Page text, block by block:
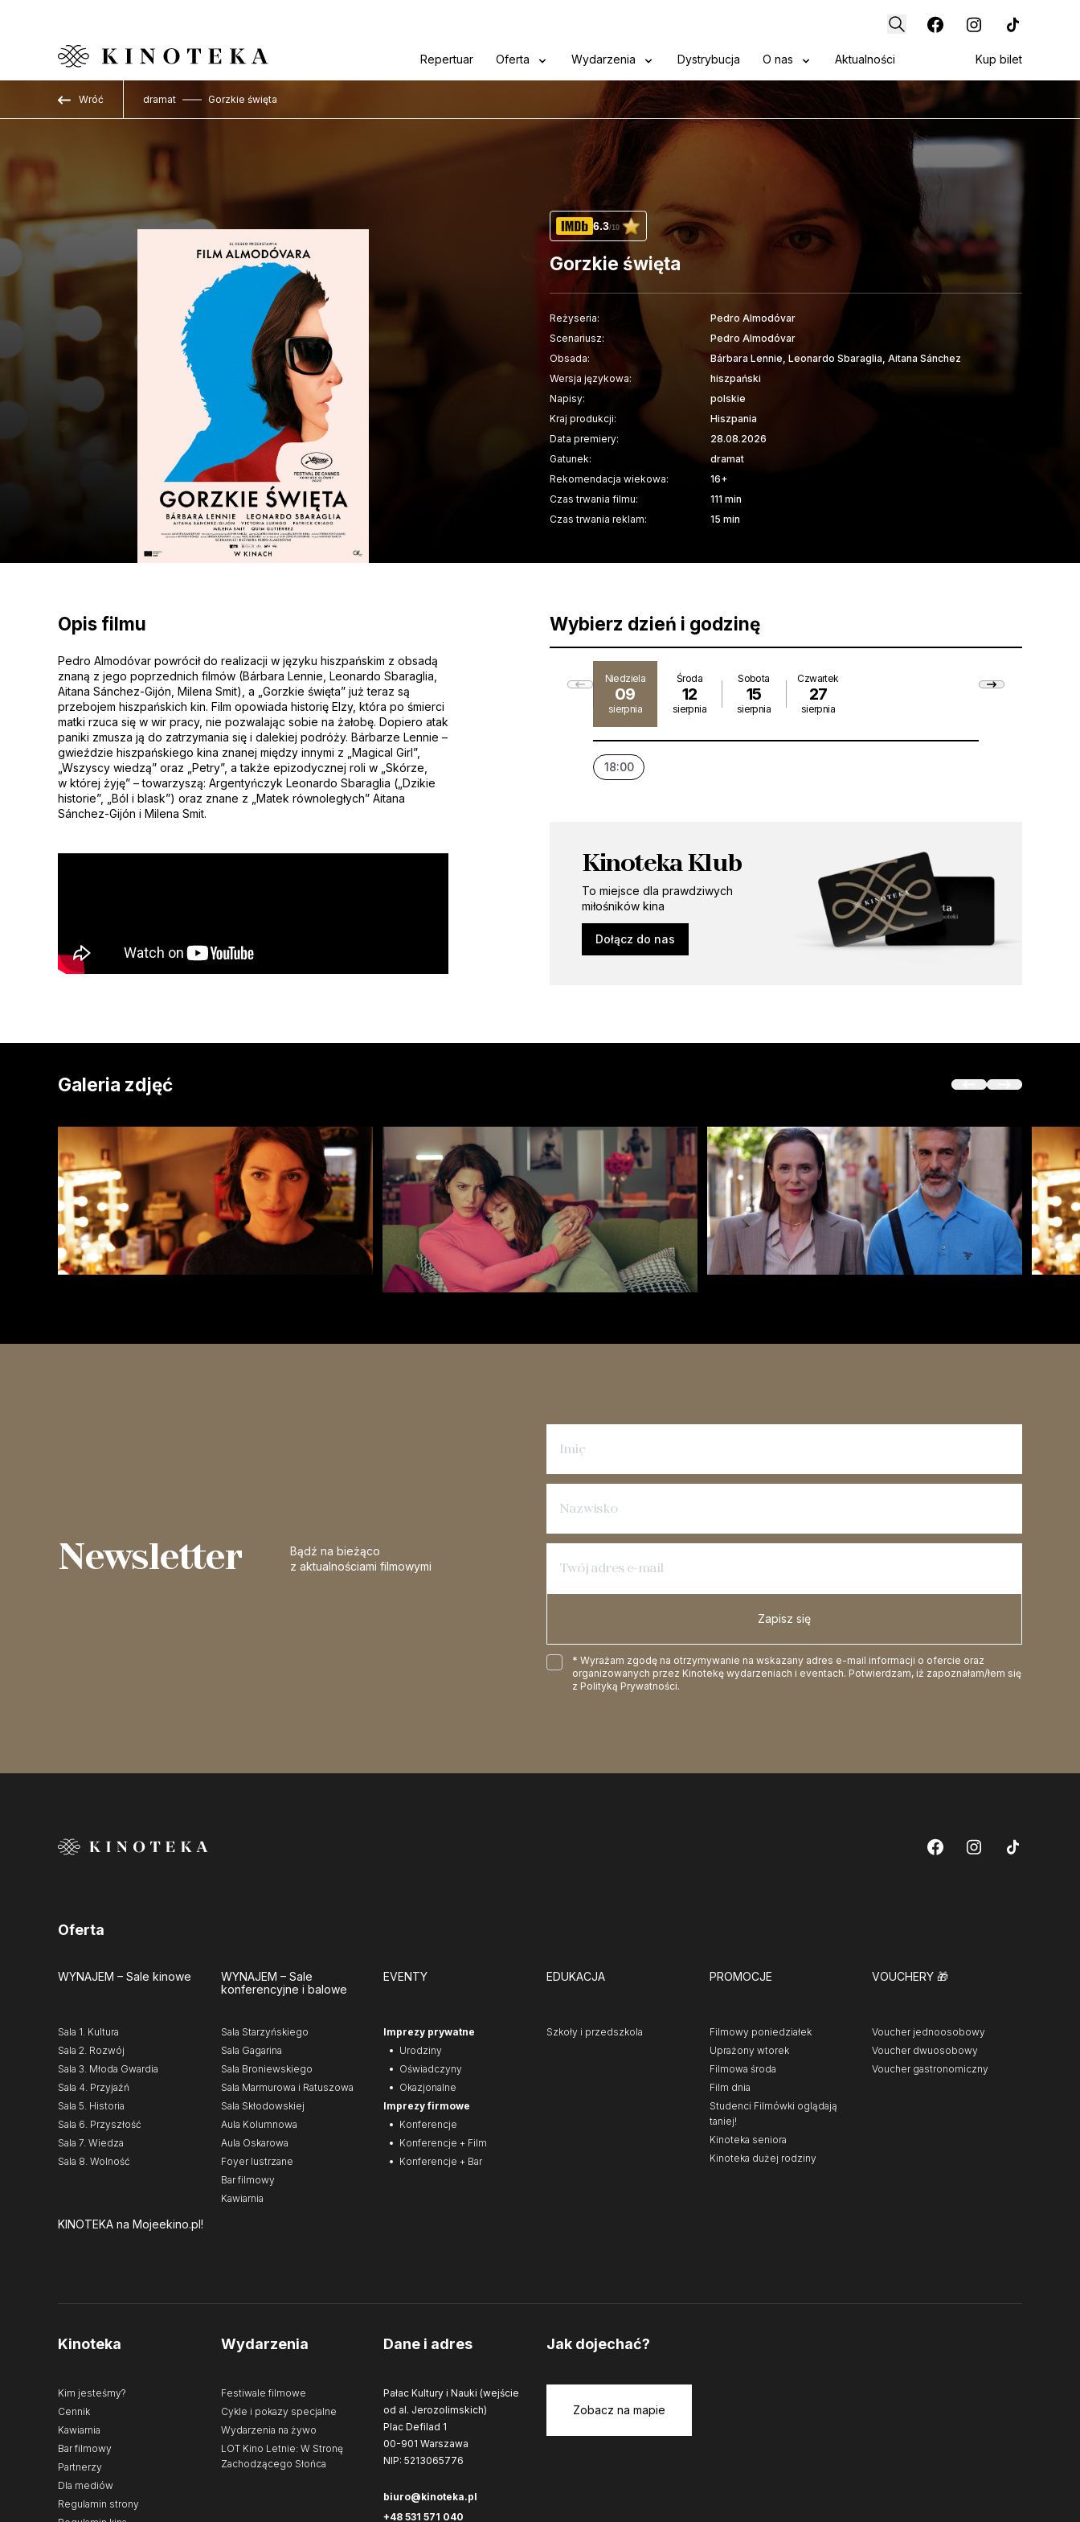
Repertuar Oferta Wydarzenia Dystrybucja O nas Aktualności Kup bilet
Wróć dramat Gorzkie święta
6.3/10
Gorzkie święta
Reżyseria:
Pedro Almodóvar
Scenariusz:
Pedro Almodóvar
Obsada:
Bárbara Lennie, Leonardo Sbaraglia, Aitana Sánchez
Wersja językowa:
hiszpański
Napisy:
polskie
Kraj produkcji:
Hiszpania
Data premiery:
28.08.2026
Gatunek:
dramat
Rekomendacja wiekowa:
16+
Czas trwania filmu:
111 min
Czas trwania reklam:
15 min
Wybierz dzień i godzinę
Niedziela
09
sierpnia
Środa
12
sierpnia
Sobota
15
sierpnia
Czwartek
27
sierpnia
18:00
Kinoteka Klub
To miejsce dla prawdziwych
miłośników kina
Dołącz do nas
Opis filmu
Pedro Almodóvar powrócił do realizacji w języku hiszpańskim z obsadą
znaną z jego poprzednich filmów (Bárbara Lennie, Leonardo Sbaraglia,
Aitana Sánchez-Gijón, Milena Smit), a „Gorzkie święta” już teraz są
przebojem hiszpańskich kin. Film opowiada historię Elzy, która po śmierci
matki rzuca się w wir pracy, nie pozwalając sobie na żałobę. Dopiero atak
paniki zmusza ją do zatrzymania się i dalekiej podróży. Bárbarze Lennie –
gwieździe hiszpańskiego kina znanej między innymi z „Magical Girl”,
„Wszyscy wiedzą” oraz „Petry”, a także epizodycznej roli w „Skórze,
w której żyję” – towarzyszą: Argentyńczyk Leonardo Sbaraglia („Dzikie
historie”, „Ból i blask”) oraz znane z „Matek równoległych” Aitana
Sánchez-Gijón i Milena Smit.
Galeria zdjęć
Newsletter
Bądź na bieżąco
z aktualnościami filmowymi
Zapisz się
* Wyrażam zgodę na otrzymywanie na wskazany adres e-mail informacji o ofercie oraz
organizowanych przez Kinotekę wydarzeniach i eventach. Potwierdzam, iż zapoznałam/łem się
z Polityką Prywatności.
Oferta
WYNAJEM – Sale kinowe
Sala 1. Kultura
Sala 2. Rozwój
Sala 3. Młoda Gwardia
Sala 4. Przyjaźń
Sala 5. Historia
Sala 6. Przyszłość
Sala 7. Wiedza
Sala 8. Wolność
WYNAJEM – Sale
konferencyjne i balowe
Sala Starzyńskiego
Sala Gagarina
Sala Broniewskiego
Sala Marmurowa i Ratuszowa
Sala Skłodowskiej
Aula Kolumnowa
Aula Oskarowa
Foyer lustrzane
Bar filmowy
Kawiarnia
EVENTY
Imprezy prywatne
Urodziny
Oświadczyny
Okazjonalne
Imprezy firmowe
Konferencje
Konferencje + Film
Konferencje + Bar
EDUKACJA
Szkoły i przedszkola
PROMOCJE
Filmowy poniedziałek
Uprażony wtorek
Filmowa środa
Film dnia
Studenci Filmówki oglądają
taniej!
Kinoteka seniora
Kinoteka dużej rodziny
VOUCHERY 🎁
Voucher jednoosobowy
Voucher dwuosobowy
Voucher gastronomiczny
KINOTEKA na Mojeekino.pl!
Kinoteka
Kim jesteśmy?
Cennik
Kawiarnia
Bar filmowy
Partnerzy
Dla mediów
Regulamin strony
Wydarzenia
Festiwale filmowe
Cykle i pokazy specjalne
Wydarzenia na żywo
LOT Kino Letnie: W Stronę
Zachodzącego Słońca
Dane i adres
Pałac Kultury i Nauki (wejście
od al. Jerozolimskich)
Plac Defilad 1
00-901 Warszawa
NIP: 5213065776
biuro@kinoteka.pl
+48 531 571 040
Jak dojechać?
Zobacz na mapie